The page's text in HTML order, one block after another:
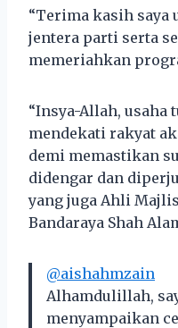
“Terima kasih saya
jentera parti serta
memeriahkan
“Insya-Allah, usaha
mendekati rakyat
demi memastikan
didengar dan
yang juga Ahli
Bandaraya Shah
@aishahmzain
Alhamdulillah,
menyampaikan